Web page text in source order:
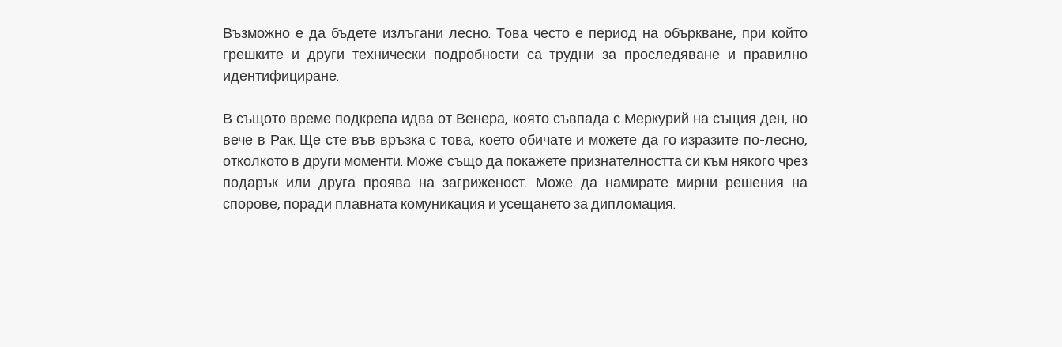
Възможно е да бъдете излъгани лесно. Това често е период на объркване, при който
грешките и други технически подробности са трудни за проследяване и правилно
идентифициране.
В същото време подкрепа идва от Венера, която съвпада с Меркурий на същия ден, но
вече в Рак. Ще сте във връзка с това, което обичате и можете да го изразите по-лесно,
отколкото в други моменти. Може също да покажете признателността си към някого чрез
подарък или друга проява на загриженост. Може да намирате мирни решения на
спорове, поради плавната комуникация и усещането за дипломация.